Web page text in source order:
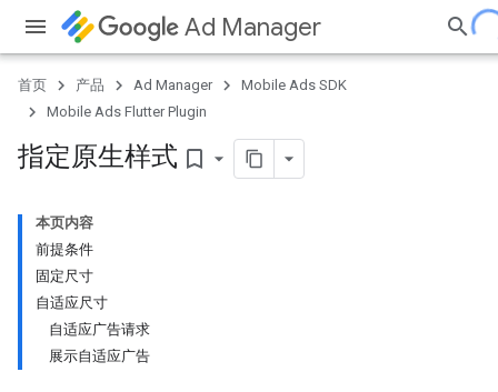
Ad Manager
首页 产品 Ad Manager
Mobile Ads SDK
Mobile Ads Flutter Plugin
指定原生样式 bookmark_border
本页内容
前提条件
固定尺寸
自适应尺寸
自适应广告请求
展示自适应广告